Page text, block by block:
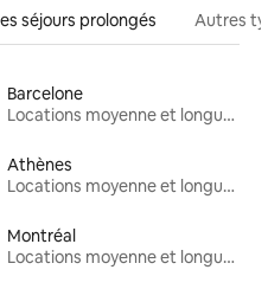
séjours prolongés Autres
Barcelone
Locations moyenne et longue durée
Athènes
Locations moyenne et longue durée
Montréal
Locations moyenne et longue durée